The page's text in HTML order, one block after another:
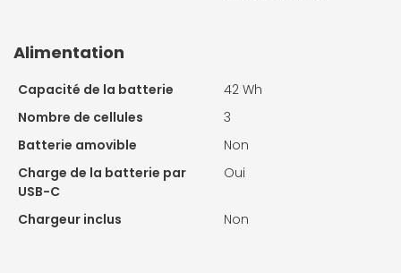
Alimentation
Capacité de la batterie
42 Wh
Nombre de cellules
3
Batterie amovible
Non
Charge de la batterie par
USB-C
Oui
Chargeur inclus Non